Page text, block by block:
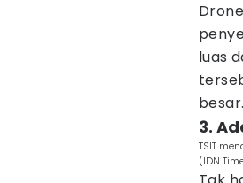
luas
besar.
3.
TSIT
(IDN